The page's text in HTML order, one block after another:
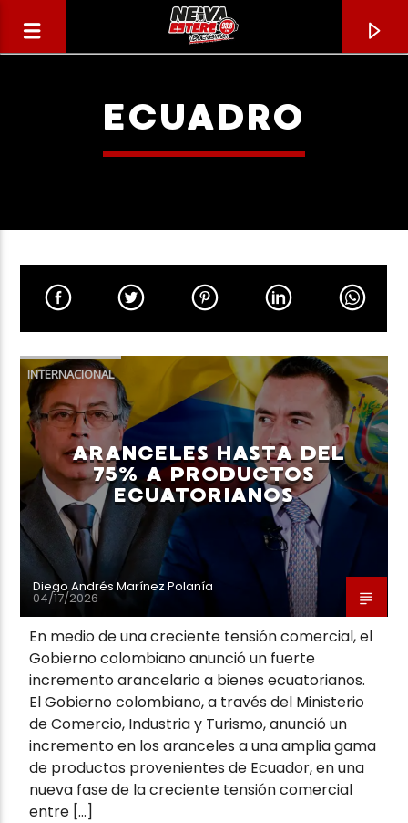
TÍTULO
ARTISTA
Neiva Estereo
ECUADRO
INTERNACIONAL
ARANCELES HASTA DEL
75% A PRODUCTOS
ECUATORIANOS
Diego Andrés Marínez Polanía
04/17/2026
En medio de una creciente tensión comercial, el
Gobierno colombiano anunció un fuerte
incremento arancelario a bienes ecuatorianos.
El Gobierno colombiano, a través del Ministerio
de Comercio, Industria y Turismo, anunció un
incremento en los aranceles a una amplia gama
de productos provenientes de Ecuador, en una
nueva fase de la creciente tensión comercial
entre […]